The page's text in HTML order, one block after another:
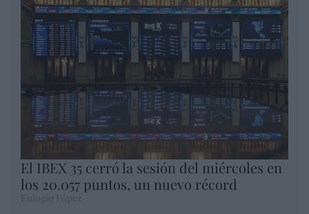
El IBEX 35 cerró la sesión del miércoles en
los 20.057 puntos, un nuevo récord